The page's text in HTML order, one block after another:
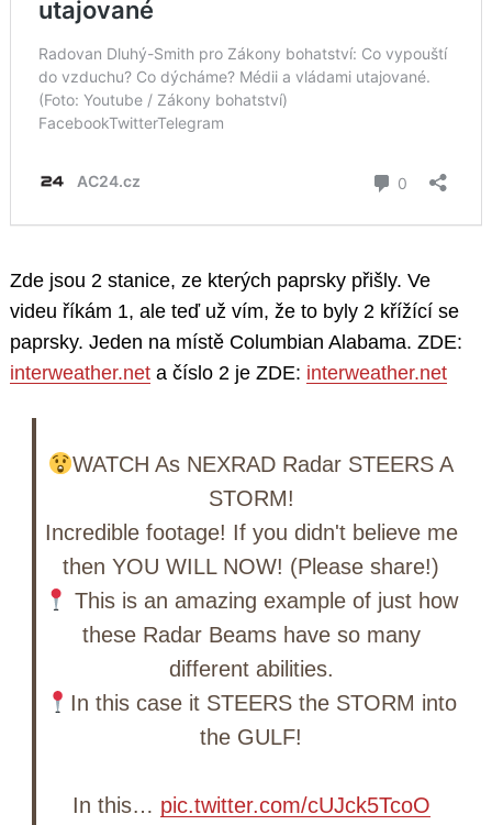
Zde jsou 2 stanice, ze kterých paprsky přišly. Ve
videu říkám 1, ale teď už vím, že to byly 2 křížící se
paprsky. Jeden na místě Columbian Alabama. ZDE:
interweather.net a číslo 2 je ZDE: interweather.net
WATCH As NEXRAD Radar STEERS A
STORM!
Incredible footage! If you didn't believe me
then YOU WILL NOW! (Please share!)
This is an amazing example of just how
these Radar Beams have so many
different abilities.
In this case it STEERS the STORM into
the GULF!
In this… pic.twitter.com/cUJck5TcoO